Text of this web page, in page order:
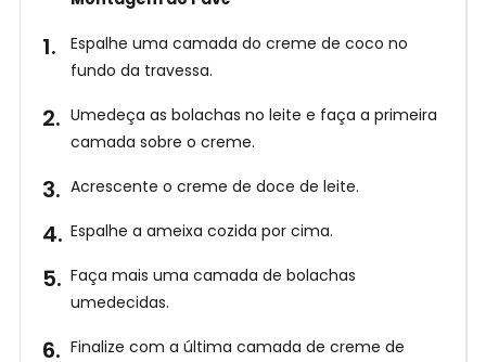
Espalhe uma camada do creme de coco no
fundo da travessa.
Umedeça as bolachas no leite e faça a primeira
camada sobre o creme.
Acrescente o creme de doce de leite.
Espalhe a ameixa cozida por cima.
Faça mais uma camada de bolachas
umedecidas.
Finalize com a última camada de creme de